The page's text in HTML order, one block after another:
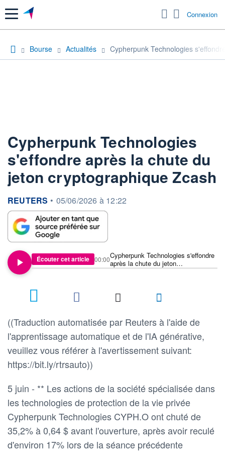
Menu Connexion
Bourse Actualités Cypherpunk Technologies
Cypherpunk Technologies
s'effondre après la chute du
jeton cryptographique Zcash
information fournie par
REUTERS • 05/06/2026 à 12:22
Écouter cet article
Cypherpunk Technologies s'effondre
après la chute du jeton
cryptographique Zcash
00:00
((Traduction automatisée par Reuters à l'aide de
l'apprentissage automatique et de l'IA générative,
veuillez vous référer à l'avertissement suivant:
https://bit.ly/rtrsauto))
5 juin - ** Les actions de la société spécialisée dans
les technologies de protection de la vie privée
Cypherpunk Technologies CYPH.O ont chuté de
35,2% à 0,64 $ avant l'ouverture, après avoir reculé
d'environ 17% lors de la séance précédente